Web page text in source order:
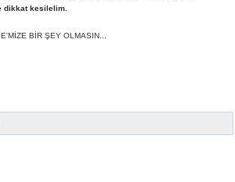
dikkat kesilelim.
BİR ŞEY OLMASIN...